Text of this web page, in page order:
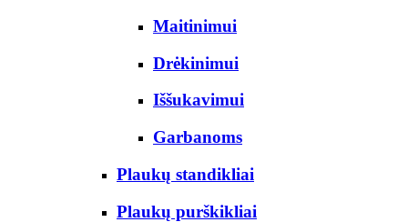
Maitinimui
Drėkinimui
Iššukavimui
Garbanoms
Plaukų standikliai
Plaukų purškikliai